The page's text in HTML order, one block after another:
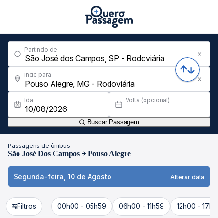
Partindo de
Indo para
Ida Volta (opcional)
Buscar Passagem
Passagens de ônibus
São José Dos Campos Pouso Alegre
Segunda-feira, 10 de Agosto Alterar data
Filtros 00h00 - 05h59 06h00 - 11h59 12h00 -